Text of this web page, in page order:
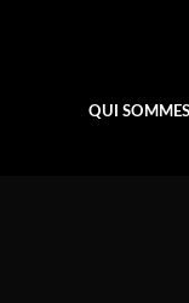
QUI